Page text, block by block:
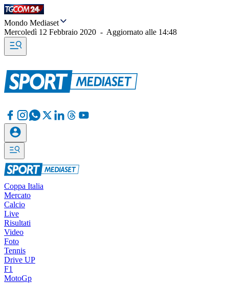
Mondo Mediaset
Mercoledì 12 Febbraio 2020 - Aggiornato alle 14:48
Coppa Italia
Mercato
Calcio
Live
Risultati
Video
Foto
Tennis
Drive UP
F1
MotoGp